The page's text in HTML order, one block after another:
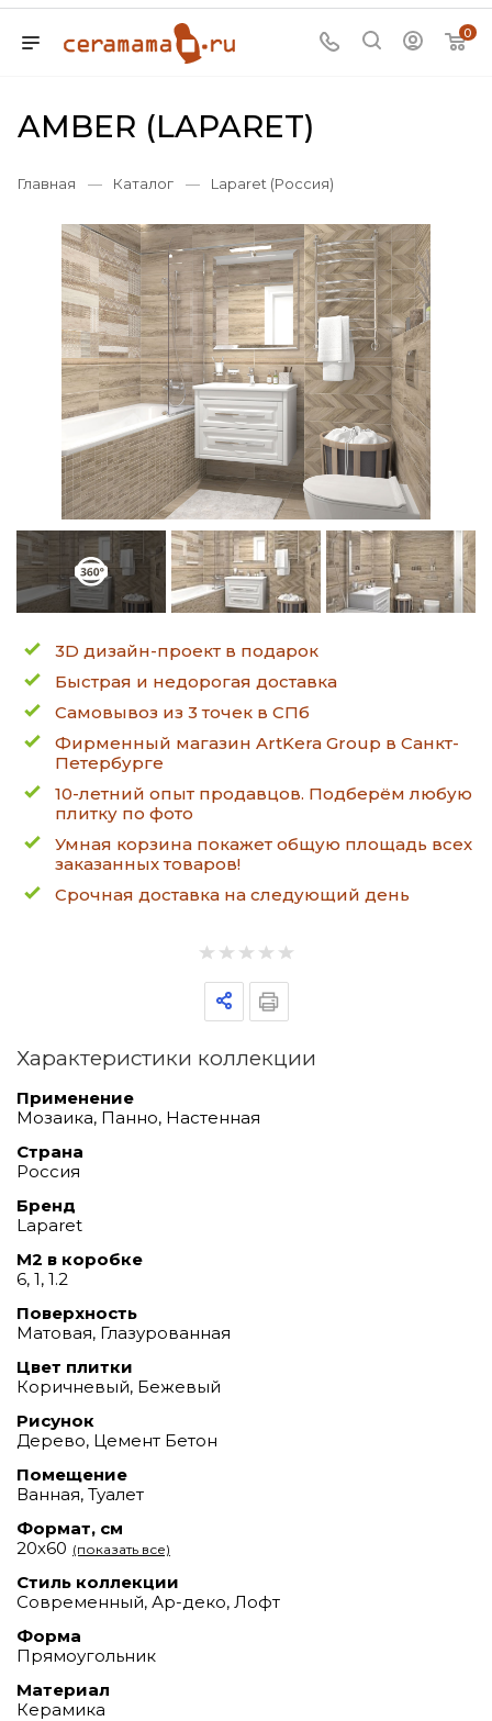
0
AMBER (LAPARET)
Главная — Каталог — Laparet (Россия)
3D дизайн-проект в подарок
Быстрая и недорогая доставка
Самовывоз из 3 точек в СПб
Фирменный магазин ArtKera Group в Санкт-
Петербурге
10-летний опыт продавцов. Подберём любую
плитку по фото
Умная корзина покажет общую площадь всех
заказанных товаров!
Срочная доставка на следующий день
Характеристики коллекции
Применение
Мозаика, Панно, Настенная
Страна
Россия
Бренд
Laparet
М2 в коробке
6, 1, 1.2
Поверхность
Матовая, Глазурованная
Цвет плитки
Коричневый, Бежевый
Рисунок
Дерево, Цемент Бетон
Помещение
Ванная, Туалет
Формат, см
20х60 (показать все)
Стиль коллекции
Современный, Ар-деко, Лофт
Форма
Прямоугольник
Материал
Керамика